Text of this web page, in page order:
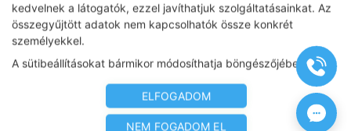
kedvelnek a látogatók, ezzel javíthatjuk szolgáltatásainkat. Az
összegyűjtött adatok nem kapcsolhatók össze konkrét
személyekkel.
A sütibeállításokat bármikor módosíthatja böngészőjében.
ELFOGADOM
NEM FOGADOM EL